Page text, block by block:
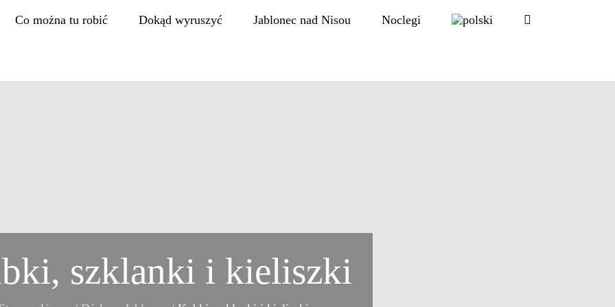
Co można tu robić Dokąd wyruszyć Jablonec nad Nisou Noclegi
szklanki i kieliszki